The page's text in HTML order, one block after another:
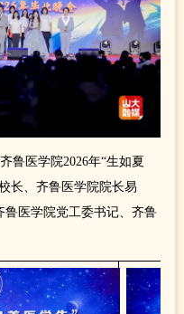
鲁医学院2026年“生如夏
长、齐鲁医学院院长易
鲁医学院党工委书记、齐鲁